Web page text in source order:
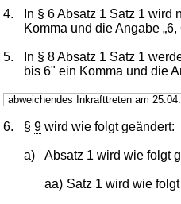
4. In §6Absatz 1 Satz 1 wird
Komma und die Angabe
5. In §8Absatz 1 Satz 1
bis 6" ein Komma und die
abweichendes Inkrafttreten am
6. §9 wird wie folgt geändert:
a) Absatz 1 wird wie folgt
aa) Satz 1 wird wie